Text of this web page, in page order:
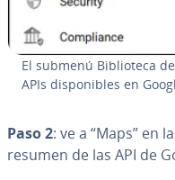
El submenú Bi­blio­te­ca
APIs di­s­po­ni­bles en
Paso 2: ve a “Maps” en
resumen de las API de